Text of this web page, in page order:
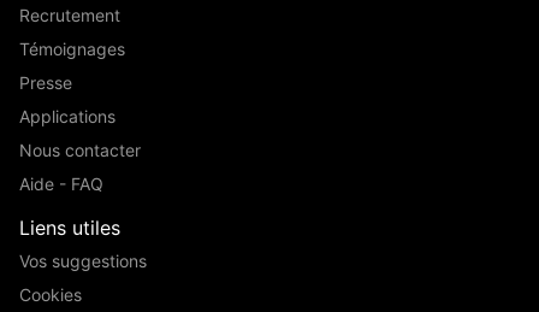
Recrutement
Témoignages
Presse
Applications
Nous contacter
Aide - FAQ
Liens utiles
Vos suggestions
Cookies